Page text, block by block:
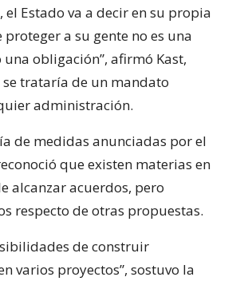
el Estado va a decir en su propia
a su gente no es una
obligación”, afirmó Kast,
trataría de un mandato
administración.
de medidas anunciadas por el
que existen materias en
alcanzar acuerdos, pero
respecto de otras propuestas.
de construir
varios proyectos”, sostuvo la